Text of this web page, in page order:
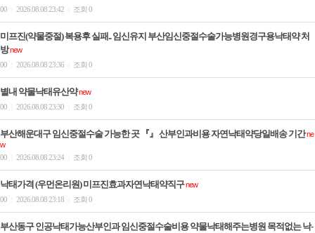
00
2026.08.08 23:42 조회 0
미프진(약물중절) 복용후 실패.. 임신유지 부산임신중절수술가능병원경구용낙­태약 처
방new
00
2026.08.08 23:36 조회 0
별내 약물낙태유산약new
00
2026.08.08 23:30 조회 0
부산해운대구 임신중절수술 가능한 곳 『』 산부인과비용 자연낙태약당일배송 기간ne
w
00
2026.08.08 23:24 조회 0
낙태가격 (우먼온리원) 미프진효과자연낙­태약직구new
00
2026.08.08 23:18 조회 0
부산동구 인공낙태가능산부인과 임신중절수술비용 약물낙태해주는병원 목적없는 낙­